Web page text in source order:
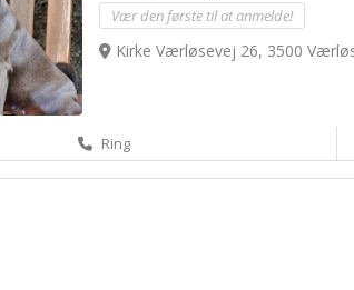
Vær den første til at anmelde!
Kirke Værløsevej 26, 3500
Ring